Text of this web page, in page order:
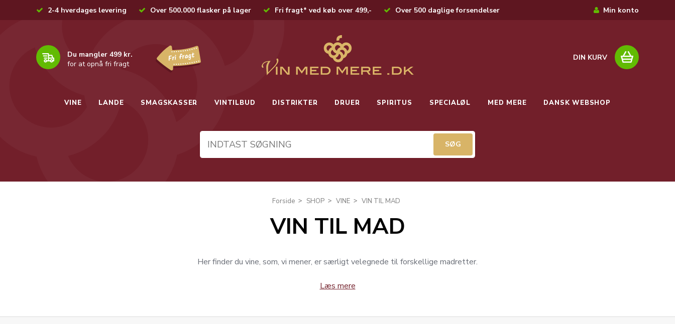
2-4 hverdages levering Over 500.000 flasker på lager Fri fragt* ved køb over 499,- Over 500 daglige forsendelser Min konto
Du mangler 499 kr.
for at opnå fri fragt
DIN KURV
VINE LANDE SMAGSKASSER VINTILBUD DISTRIKTER DRUER SPIRITUS SPECIALØL MED MERE DANSK WEBSHOP
Forside SHOP VINE VIN TIL MAD
VIN TIL MAD
Her finder du vine, som, vi mener, er særligt velegnede til forskellige madretter.
Læs mere